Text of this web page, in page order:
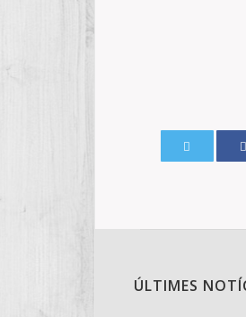
ÚLTIMES